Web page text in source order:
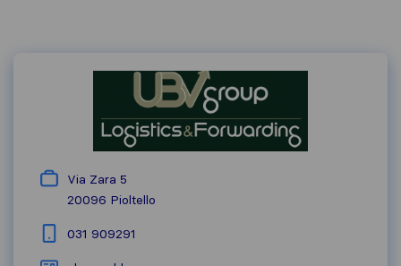
Via Zara 5
20096 Pioltello
031 909291